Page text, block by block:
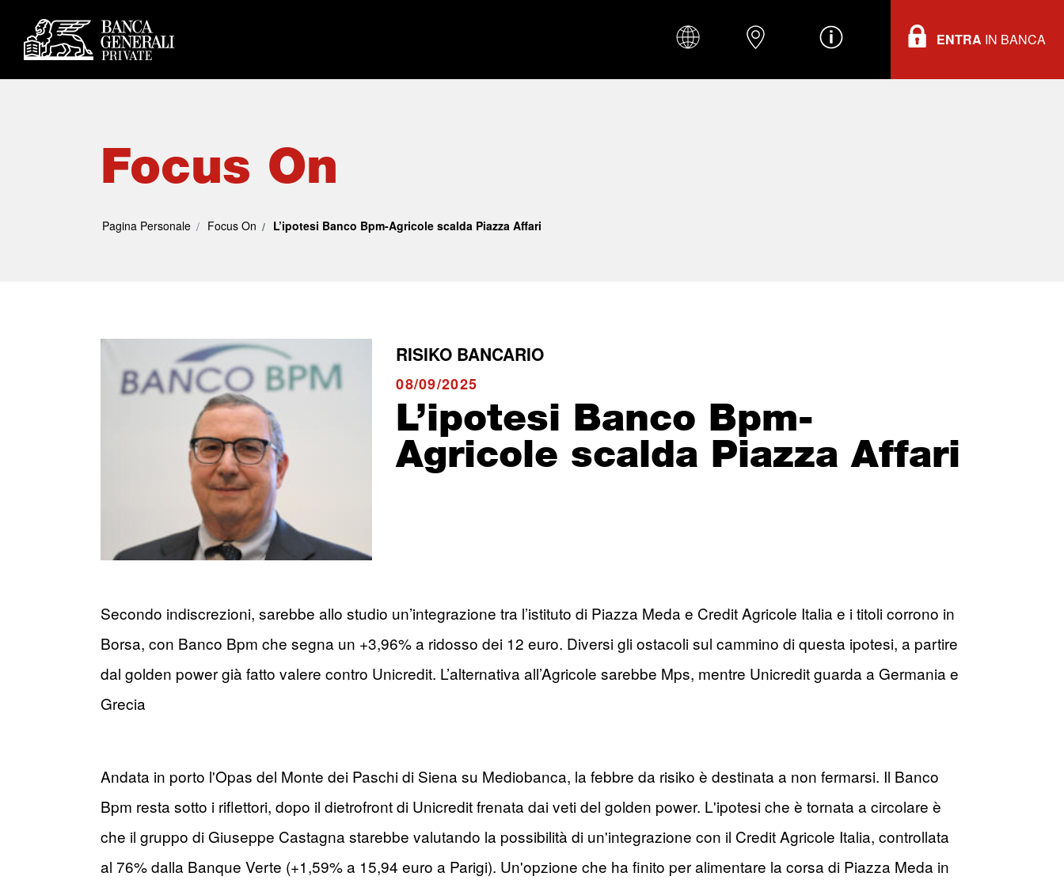
ENTRA IN BANCA
Focus On
Pagina Personale Focus On L’ipotesi Banco Bpm-Agricole scalda Piazza Affari
RISIKO BANCARIO
08/09/2025
L’ipotesi Banco Bpm-
Agricole scalda Piazza Affari
Secondo indiscrezioni, sarebbe allo studio un’integrazione tra l’istituto di Piazza Meda e Credit Agricole Italia e i titoli corrono in
Borsa, con Banco Bpm che segna un +3,96% a ridosso dei 12 euro. Diversi gli ostacoli sul cammino di questa ipotesi, a partire
dal golden power già fatto valere contro Unicredit. L’alternativa all’Agricole sarebbe Mps, mentre Unicredit guarda a Germania e
Grecia
Andata in porto l'Opas del Monte dei Paschi di Siena su Mediobanca, la febbre da risiko è destinata a non fermarsi. Il Banco
Bpm resta sotto i riflettori, dopo il dietrofront di Unicredit frenata dai veti del golden power. L'ipotesi che è tornata a circolare è
che il gruppo di Giuseppe Castagna starebbe valutando la possibilità di un'integrazione con il Credit Agricole Italia, controllata
al 76% dalla Banque Verte (+1,59% a 15,94 euro a Parigi). Un'opzione che ha finito per alimentare la corsa di Piazza Meda in